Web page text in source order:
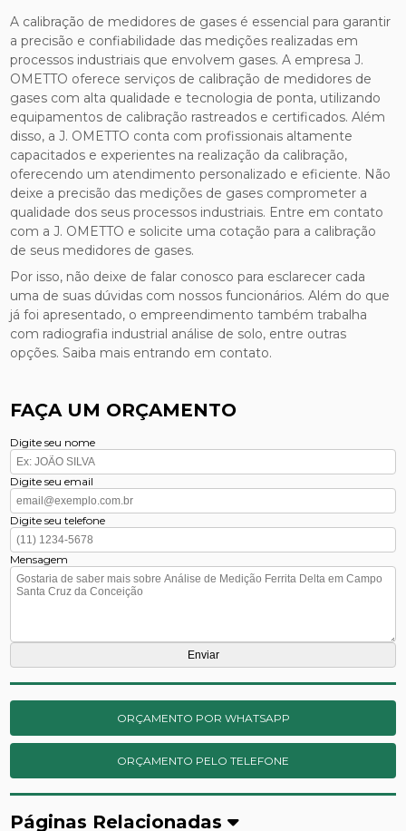
A calibração de medidores de gases é essencial para garantir
a precisão e confiabilidade das medições realizadas em
processos industriais que envolvem gases. A empresa J.
OMETTO oferece serviços de calibração de medidores de
gases com alta qualidade e tecnologia de ponta, utilizando
equipamentos de calibração rastreados e certificados. Além
disso, a J. OMETTO conta com profissionais altamente
capacitados e experientes na realização da calibração,
oferecendo um atendimento personalizado e eficiente. Não
deixe a precisão das medições de gases comprometer a
qualidade dos seus processos industriais. Entre em contato
com a J. OMETTO e solicite uma cotação para a calibração
de seus medidores de gases.
Por isso, não deixe de falar conosco para esclarecer cada
uma de suas dúvidas com nossos funcionários. Além do que
já foi apresentado, o empreendimento também trabalha
com radiografia industrial análise de solo, entre outras
opções. Saiba mais entrando em contato.
FAÇA UM ORÇAMENTO
Digite seu nome
Digite seu email
Digite seu telefone
Mensagem
ORÇAMENTO POR WHATSAPP
ORÇAMENTO PELO TELEFONE
Páginas Relacionadas